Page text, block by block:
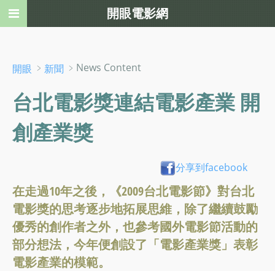
開眼 ﹥ 新聞 ﹥News Content
台北電影獎連結電影產業 開
創產業獎
分享到facebook
在走過10年之後，《2009台北電影節》對台北
電影獎的思考逐步地拓展思維，除了繼續鼓勵
優秀的創作者之外，也參考國外電影節活動的
部分想法，今年便創設了「電影產業獎」表彰
電影產業的模範。
開眼電影網